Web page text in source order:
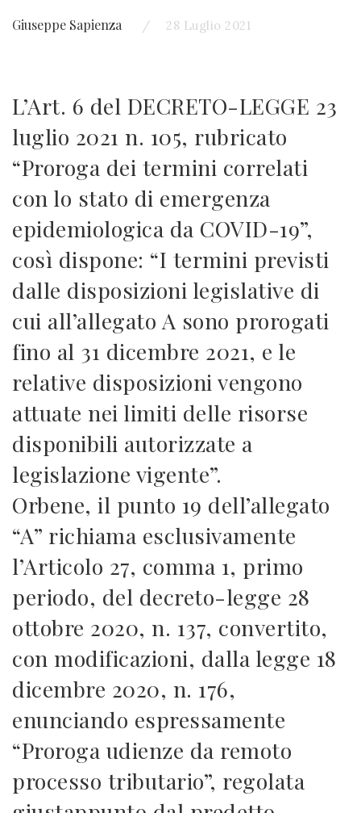
Giuseppe Sapienza 28 Luglio 2021
L’Art. 6 del DECRETO-LEGGE 23
luglio 2021 n. 105, rubricato
“Proroga dei termini correlati
con lo stato di emergenza
epidemiologica da COVID-19”,
così dispone: “I termini previsti
dalle disposizioni legislative di
cui all’allegato A sono prorogati
fino al 31 dicembre 2021, e le
relative disposizioni vengono
attuate nei limiti delle risorse
disponibili autorizzate a
legislazione vigente”.
Orbene, il punto 19 dell’allegato
“A” richiama esclusivamente
l’Articolo 27, comma 1, primo
periodo, del decreto-legge 28
ottobre 2020, n. 137, convertito,
con modificazioni, dalla legge 18
dicembre 2020, n. 176,
enunciando espressamente
“Proroga udienze da remoto
processo tributario”, regolata